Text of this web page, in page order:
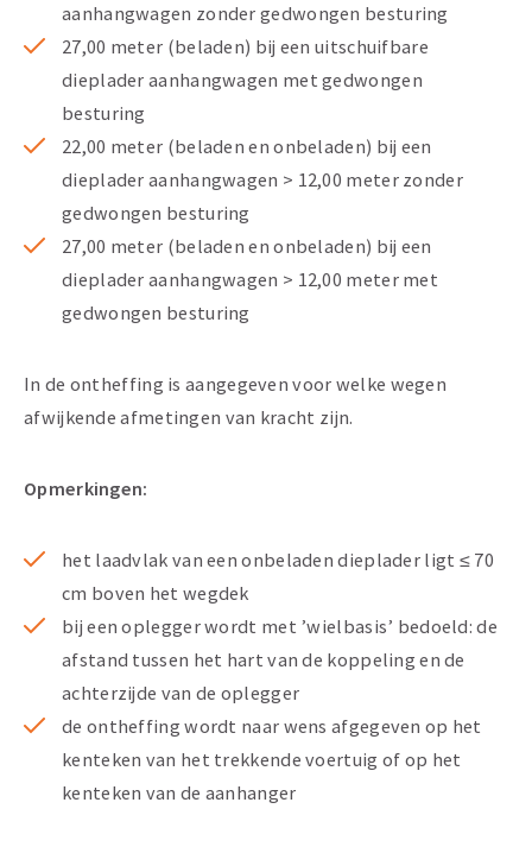
aanhangwagen zonder gedwongen besturing
27,00 meter (beladen) bij een uitschuifbare
dieplader aanhangwagen met gedwongen
besturing
22,00 meter (beladen en onbeladen) bij een
dieplader aanhangwagen > 12,00 meter zonder
gedwongen besturing
27,00 meter (beladen en onbeladen) bij een
dieplader aanhangwagen > 12,00 meter met
gedwongen besturing
In de ontheffing is aangegeven voor welke wegen
afwijkende afmetingen van kracht zijn.
Opmerkingen:
het laadvlak van een onbeladen dieplader ligt ≤ 70
cm boven het wegdek
bij een oplegger wordt met ’wielbasis’ bedoeld: de
afstand tussen het hart van de koppeling en de
achterzijde van de oplegger
de ontheffing wordt naar wens afgegeven op het
kenteken van het trekkende voertuig of op het
kenteken van de aanhanger